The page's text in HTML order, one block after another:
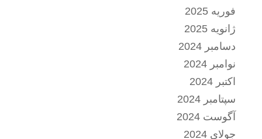
فوریه 2025
ژانویه 2025
دسامبر 2024
نوامبر 2024
اکتبر 2024
سپتامبر 2024
آگوست 2024
جولای 2024